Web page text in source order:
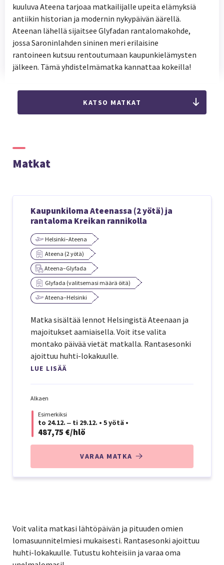
kuuluva Ateena tarjoaa matkailijalle upeita elämyksiä
antiikin historian ja modernin nykypäivän äärellä.
Ateenan lähellä sijaitsee Glyfadan rantalomakohde,
jossa Saroninlahden sininen meri erilaisine
rantoineen kutsuu rentoutumaan kaupunkielämysten
jälkeen. Tämä yhdistelmämatka kannattaa kokeilla!
KATSO MATKAT
Matkat
Kaupunkiloma Ateenassa (2 yötä) ja
rantaloma Kreikan rannikolla
Helsinki–Ateena
Ateena (2 yötä)
Ateena–Glyfada
Glyfada (valitsemasi määrä öitä)
Ateena–Helsinki
Matka sisältää lennot Helsingistä Ateenaan ja
majoitukset aamiaisella. Voit itse valita
montako päivää vietät matkalla. Rantasesonki
ajoittuu huhti-lokakuulle.
LUE LISÄÄ
Alkaen
Esimerkiksi
to 24.12. ‒ ti 29.12. • 5 yötä •
487,75 €/hlö
VARAA MATKA
Voit valita matkasi lähtöpäivän ja pituuden omien
lomasuunnitelmiesi mukaisesti. Rantasesonki ajoittuu
huhti-lokakuulle. Tutustu kohteisiin ja varaa oma